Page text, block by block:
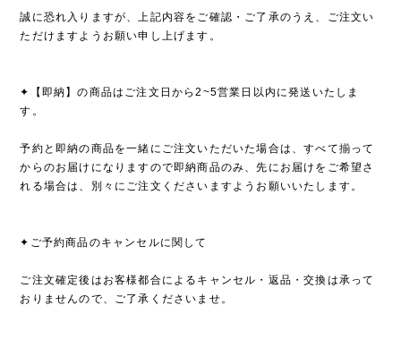
誠に恐れ入りますが、上記内容をご確認・ご了承のうえ、ご注文い
ただけますようお願い申し上げます。
✦【即納】の商品はご注文日から2~5営業日以内に発送いたしま
す。
予約と即納の商品を一緒にご注文いただいた場合は、すべて揃って
からのお届けになりますので即納商品のみ、先にお届けをご希望さ
れる場合は、別々にご注文くださいますようお願いいたします。
✦ご予約商品のキャンセルに関して
ご注文確定後はお客様都合によるキャンセル・返品・交換は承って
おりませんので、ご了承くださいませ。